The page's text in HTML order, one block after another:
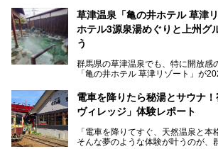
草津温泉「亀の井ホテル 草津
ホテル3源泉湯めぐりと上州グ
う
群馬県の草津温泉でも、特に開放感
「亀の井ホテル 草津リゾート」が
ロビーや客室が綺麗になって、上州
ッフェも人気！アクセスはシャトル
温泉にある姉妹ホテルの「草津温泉
今回はそんな「亀の井ホテル 草津
電車を降りたら秘湯とサウナ
ヴィレッジ」体験レポート
「電車を降りてすぐ、天然温泉と本
そんな夢のような体験が叶うのが、